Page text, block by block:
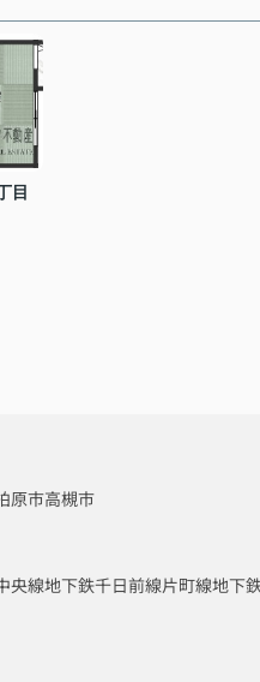
目
原市高槻市
央線地下鉄千日前線片町線地下